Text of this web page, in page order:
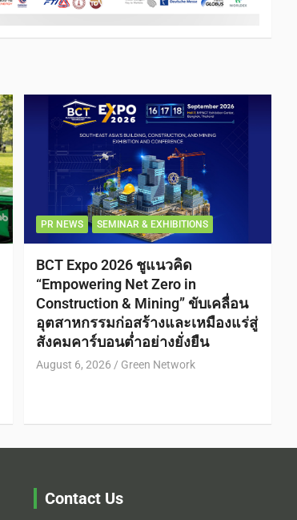
PR NEWS SEMINAR & EXHIBITIONS
BCT Expo 2026 ชูแนวคิด
“Empowering Net Zero in
Construction & Mining” ขับเคลื่อน
อุตสาหกรรมก่อสร้างและเหมืองแร่สู่
สังคมคาร์บอนต่ำอย่างยั่งยืน
August 6, 2026 Green Network
Contact Us